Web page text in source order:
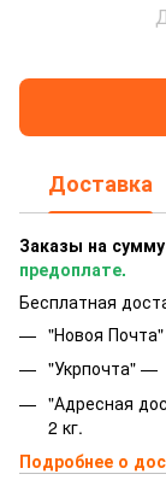
Доставка
Заказы на
предоплате.
Бесплатная
"Новоя
"Укрпочта" —
"Адресная
2 кг.
Подробнее о